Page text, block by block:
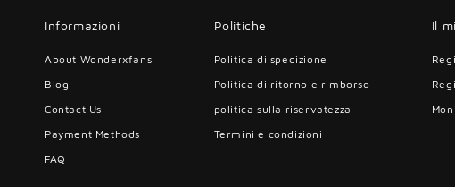
Informazioni
About Wonderxfans
Blog
Contact Us
Payment Methods
FAQ
Politiche
Politica di spedizione
Politica di ritorno e rimborso
politica sulla riservatezza
Termini e condizioni
Il